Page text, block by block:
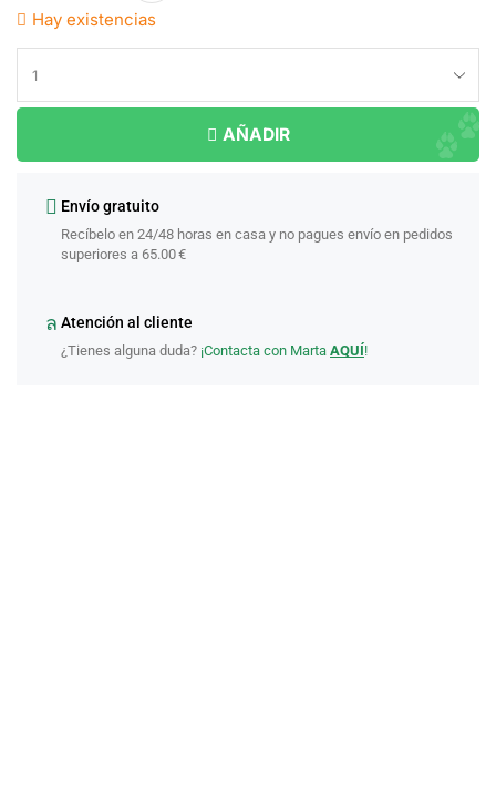
Hay existencias
AÑADIR
Envío gratuito
Recíbelo en 24/48 horas en casa y no pagues envío en pedidos
superiores a 65.00 €
Atención al cliente
¿Tienes alguna duda? ¡Contacta con Marta AQUÍ!